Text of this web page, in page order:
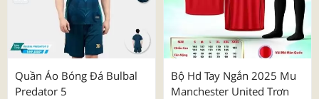
Quần Áo Bóng Đá Bulbal
Predator 5
Bộ Hd Tay Ngắn 2025 Mu
Manchester United Trơn